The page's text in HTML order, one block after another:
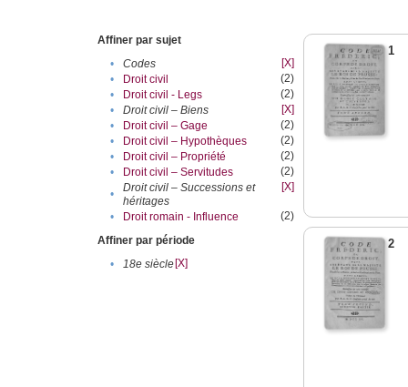
Affiner par sujet
•
Codes
[X]
•
Droit civil
(2)
•
Droit civil - Legs
(2)
•
Droit civil – Biens
[X]
•
Droit civil – Gage
(2)
•
Droit civil – Hypothèques
(2)
•
Droit civil – Propriété
(2)
•
Droit civil – Servitudes
(2)
•
Droit civil – Successions et
héritages
[X]
• Droit romain - Influence
(2)
Affiner par période
•
18e siècle[X]
1
2